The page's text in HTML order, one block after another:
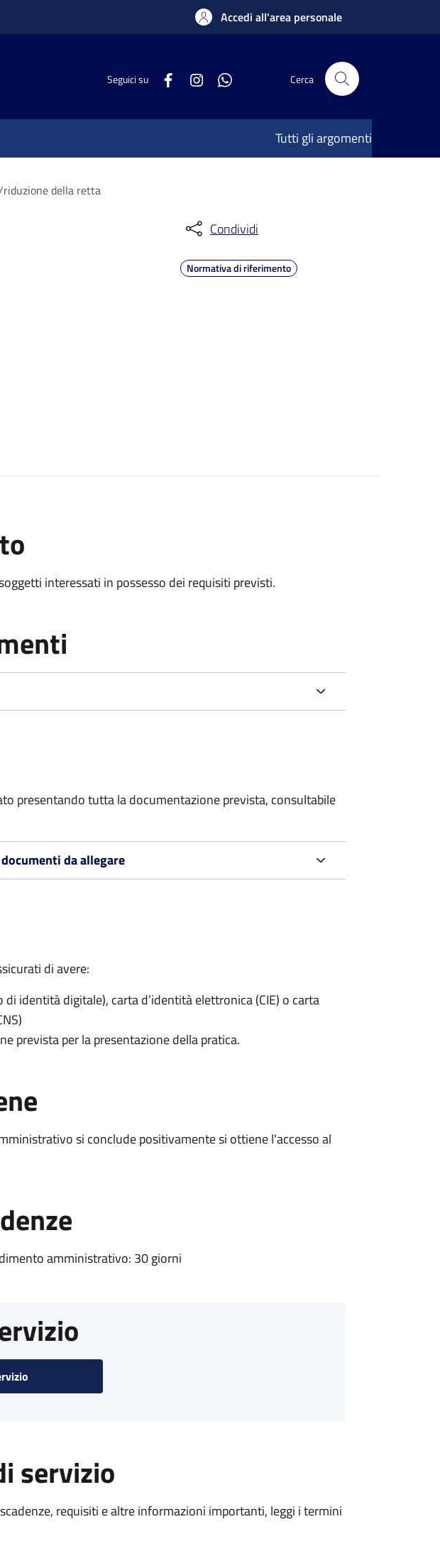
Accedi all'area personale
Seguici su Cerca
Tutti gli argomenti
riduzione della retta
Condividi
Normativa di riferimento
interessati in possesso dei requisiti previsti.
presentando tutta la documentazione prevista, consultabile
da allegare
di avere:
di identità digitale), carta d’identità elettronica (CIE) o carta
prevista per la presentazione della pratica.
si conclude positivamente si ottiene l'accesso al
amministrativo: 30 giorni
servizio
requisiti e altre informazioni importanti, leggi i termini